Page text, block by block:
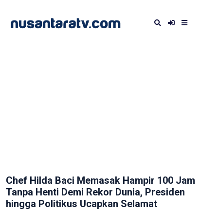
Chef Hilda Baci Memasak Hampir 100 Jam
Tanpa Henti Demi Rekor Dunia, Presiden
hingga Politikus Ucapkan Selamat